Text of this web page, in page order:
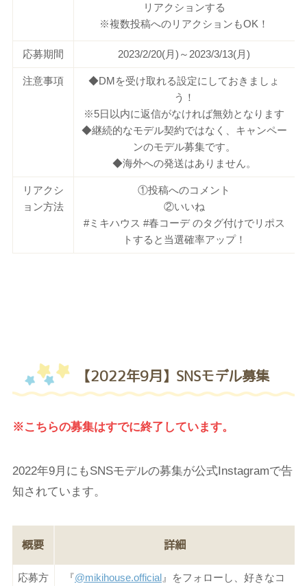
リアクションする
※複数投稿へのリアクションもOK！
応募期間 2023/2/20(月)～2023/3/13(月)
注意事項
◆DMを受け取れる設定にしておきましょ
う！
※5日以内に返信がなければ無効となります
◆継続的なモデル契約ではなく、キャンペー
ンのモデル募集です。
◆海外への発送はありません。
リアクシ
ョン方法
①投稿へのコメント
②いいね
#ミキハウス #春コーデ のタグ付けでリポス
トすると当選確率アップ！
【2022年9月】SNSモデル募集
※こちらの募集はすでに終了しています。
2022年9月にもSNSモデルの募集が公式Instagramで告
知されています。
概要 詳細
応募方 『@mikihouse.official』をフォローし、好きなコ